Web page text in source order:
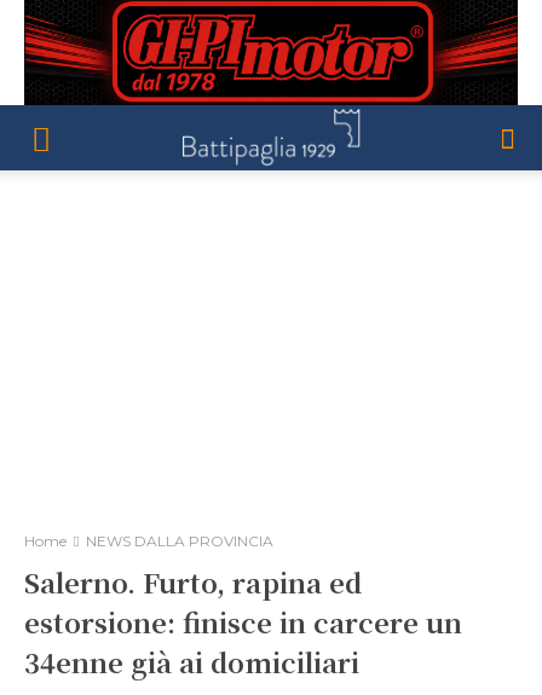
Home NEWS DALLA PROVINCIA
Salerno. Furto, rapina ed
estorsione: finisce in carcere un
34enne già ai domiciliari